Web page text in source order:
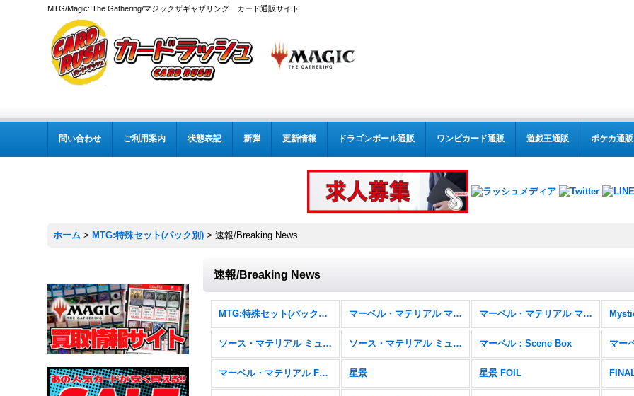
MTG/Magic: The Gathering/マジックザギャザリング カード通販サイト
問い合わせ ご利用案内 状態表記 新弾 更新情報 ドラゴンボール通販 ワンピカード通販 遊戯王通販 ポケカ通販
ホーム > MTG:特殊セット(パック別) > 速報/Breaking News
速報/Breaking News
MTG:特殊セット(パック別) (全商品) マーベル・マテリアル マーベル スーパー・ヒーローズ マーベル・マテリアル マーベル スーパー・ヒーローズ FOIL
ソース・マテリアル ミュータントタートル ソース・マテリアル ミュータントタートル FOIL マーベル：Scene Box
マーベル・マテリアル FOIL 星景 星景 FOIL